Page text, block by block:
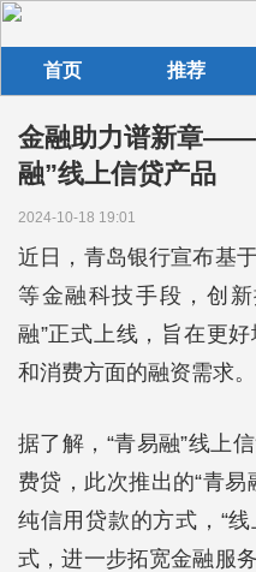
首页 推荐
金融助力谱新章——
融”线上信贷产品
2024-10-18 19:01
近日，青岛银行宣布基
等金融科技手段，创
融”正式上线，旨在更
和消费方面的融资需求。
据了解，“青易融”线上
费贷，此次推出的“青易
纯信用贷款的方式，“
式，进一步拓宽金融服